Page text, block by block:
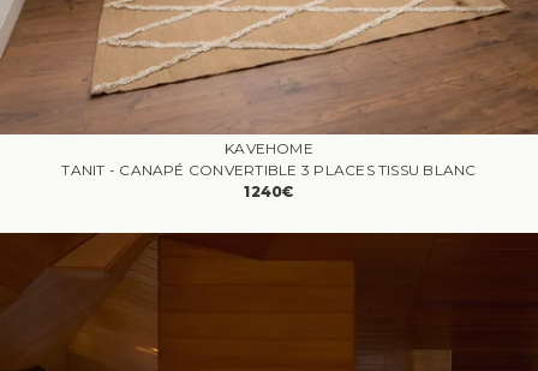
KAVEHOME
TANIT - CANAPÉ CONVERTIBLE 3 PLACES TISSU BLANC
1240€